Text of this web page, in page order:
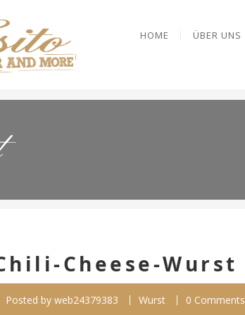
HOME ÜBER UNS
Cheese-Wurst
Posted by web24379383 Wurst 0 Comments